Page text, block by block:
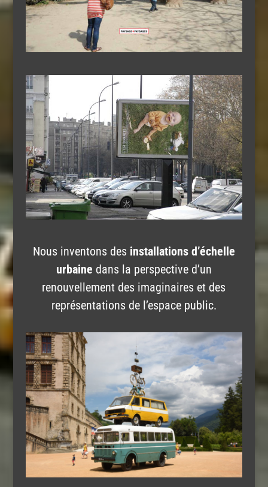
Nous inventons des installations d’échelle
urbaine dans la perspective d’un
renouvellement des imaginaires et des
représentations de l’espace public.